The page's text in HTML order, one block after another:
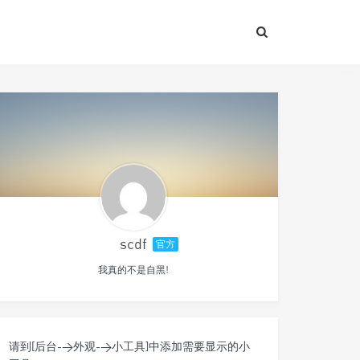
scdf 官方
我真的不是自黑!
请到[后台->外观->小工具]中添加需要显示的小